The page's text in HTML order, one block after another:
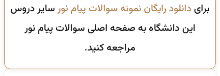
برای دانلود رایگان نمونه سوالات پیام نورسایر دروس
این دانشگاه به صفحه اصلی سوالات پیام نور
مراجعه کنید.